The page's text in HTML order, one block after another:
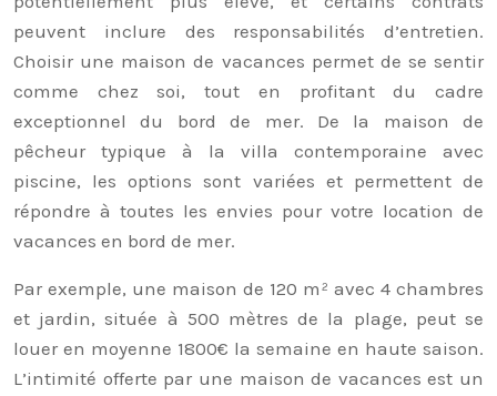
peuvent inclure des responsabilités d’entretien.
Choisir une maison de vacances permet de se sentir
comme chez soi, tout en profitant du cadre
exceptionnel du bord de mer. De la maison de
pêcheur typique à la villa contemporaine avec
piscine, les options sont variées et permettent de
répondre à toutes les envies pour votre location de
vacances en bord de mer.
Par exemple, une maison de 120 m² avec 4 chambres
et jardin, située à 500 mètres de la plage, peut se
louer en moyenne 1800€ la semaine en haute saison.
L’intimité offerte par une maison de vacances est un